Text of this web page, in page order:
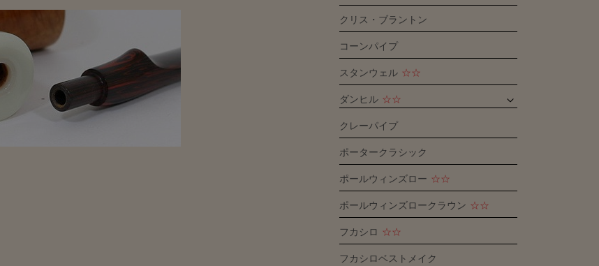
クリス・ブラントン
コーンパイプ
スタンウェル ☆☆
ダンヒル ☆☆
クレーパイプ
ポータークラシック
ポールウィンズロー ☆☆
ポールウィンズロークラウン ☆☆
フカシロ ☆☆
フカシロベストメイク